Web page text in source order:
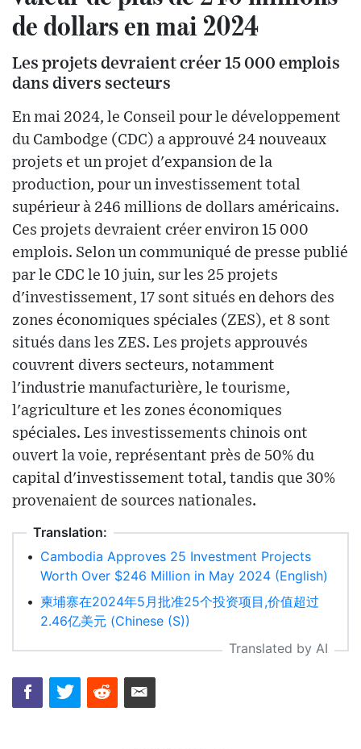
de dollars en mai 2024
Les projets devraient créer 15 000 emplois
dans divers secteurs
En mai 2024, le Conseil pour le développement
du Cambodge (CDC) a approuvé 24 nouveaux
projets et un projet d'expansion de la
production, pour un investissement total
supérieur à 246 millions de dollars américains.
Ces projets devraient créer environ 15 000
emplois. Selon un communiqué de presse publié
par le CDC le 10 juin, sur les 25 projets
d'investissement, 17 sont situés en dehors des
zones économiques spéciales (ZES), et 8 sont
situés dans les ZES. Les projets approuvés
couvrent divers secteurs, notamment
l'industrie manufacturière, le tourisme,
l'agriculture et les zones économiques
spéciales. Les investissements chinois ont
ouvert la voie, représentant près de 50% du
capital d'investissement total, tandis que 30%
provenaient de sources nationales.
Translation:
• Cambodia Approves 25 Investment Projects
Worth Over $246 Million in May 2024 (English)
• 柬埔寨在2024年5月批准25个投资项目,价值超过
2.46亿美元 (Chinese (S))
Translated by AI